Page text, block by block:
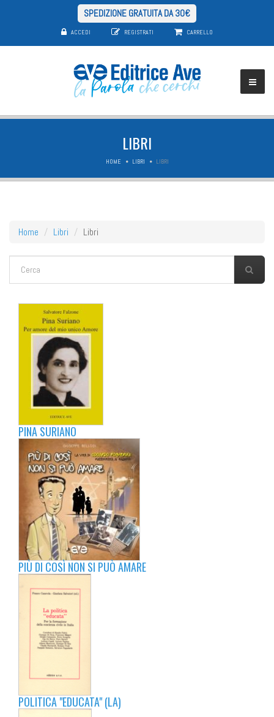
SPEDIZIONE GRATUITA DA 30€
ACCEDI REGISTRATI CARRELLO
LIBRI
HOME LIBRI LIBRI
Home Libri Libri
FORM DI RICERCA
PINA SURIANO
PIÙ DI COSÌ NON SI PUÒ AMARE
POLITICA "EDUCATA" (LA)